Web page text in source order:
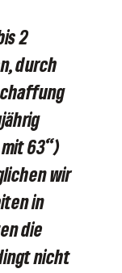
2
durch
63“)
wir
in
die
nicht